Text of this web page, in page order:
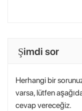
Şimdi sor
Herhangi bir
varsa, lütfen
cevap vereceğiz.